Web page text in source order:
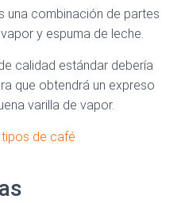
una combinación de partes
y espuma de leche.
calidad estándar debería
que obtendrá un expreso
varilla de vapor.
de café